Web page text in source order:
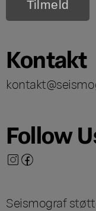
Kontakt
Follow
Seismograf